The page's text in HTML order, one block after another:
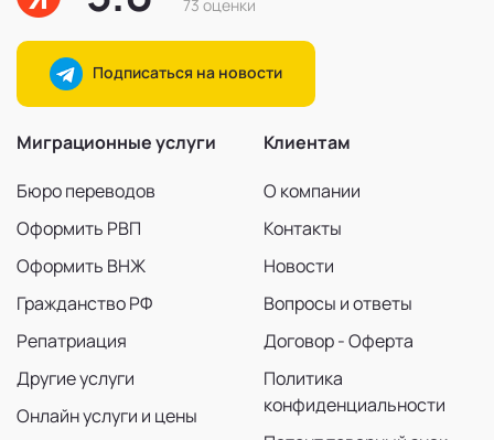
73 оценки
Подписаться на новости
Миграционные услуги
Бюро переводов
Оформить РВП
Оформить ВНЖ
Гражданство РФ
Репатриация
Другие услуги
Онлайн услуги и цены
Клиентам
О компании
Контакты
Новости
Вопросы и ответы
Договор - Оферта
Политика
конфиденциальности